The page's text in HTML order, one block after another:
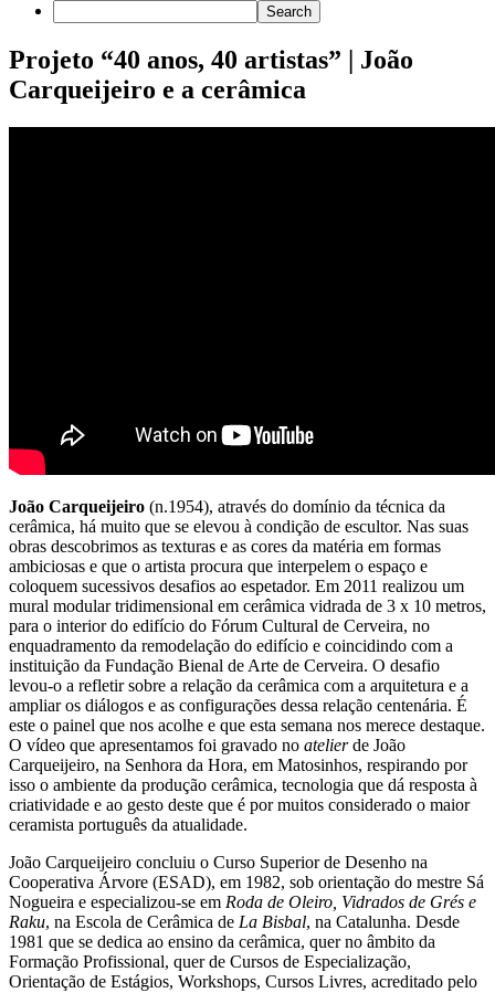
Projeto “40 anos, 40 artistas” | João
Carqueijeiro e a cerâmica
João Carqueijeiro (n.1954), através do domínio da técnica da
cerâmica, há muito que se elevou à condição de escultor. Nas suas
obras descobrimos as texturas e as cores da matéria em formas
ambiciosas e que o artista procura que interpelem o espaço e
coloquem sucessivos desafios ao espetador. Em 2011 realizou um
mural modular tridimensional em cerâmica vidrada de 3 x 10 metros,
para o interior do edifício do Fórum Cultural de Cerveira, no
enquadramento da remodelação do edifício e coincidindo com a
instituição da Fundação Bienal de Arte de Cerveira. O desafio
levou-o a refletir sobre a relação da cerâmica com a arquitetura e a
ampliar os diálogos e as configurações dessa relação centenária. É
este o painel que nos acolhe e que esta semana nos merece destaque.
O vídeo que apresentamos foi gravado no atelierde João
Carqueijeiro, na Senhora da Hora, em Matosinhos, respirando por
isso o ambiente da produção cerâmica, tecnologia que dá resposta à
criatividade e ao gesto deste que é por muitos considerado o maior
ceramista português da atualidade.
João Carqueijeiro concluiu o Curso Superior de Desenho na
Cooperativa Árvore (ESAD), em 1982, sob orientação do mestre Sá
Nogueira e especializou-se em Roda de Oleiro, Vidrados de Grés e
Raku, na Escola de Cerâmica de La Bisbal, na Catalunha. Desde
1981 que se dedica ao ensino da cerâmica, quer no âmbito da
Formação Profissional, quer de Cursos de Especialização,
Orientação de Estágios, Workshops, Cursos Livres, acreditado pelo